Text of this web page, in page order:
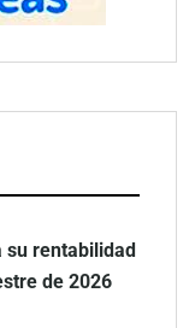
su rentabilidad
de 2026